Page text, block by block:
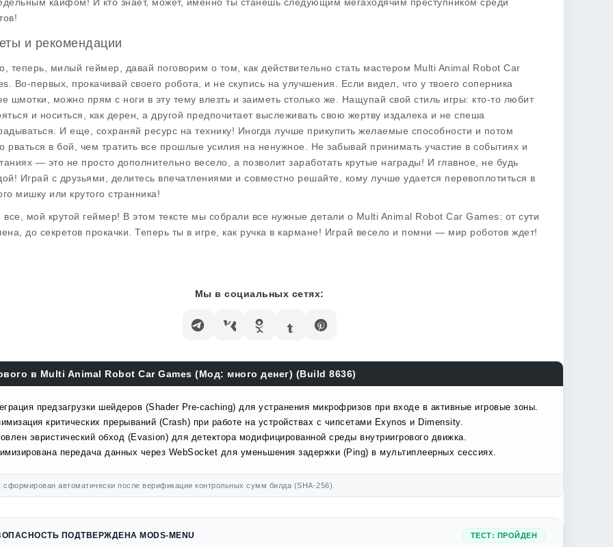
и рекомендации
теперь, милый геймер, давай поговорим о том, как действительно стать мастером Multi Animal Robot Car
Во-первых, прокачивай своего робота, и не скупись на улучшения. Если видел, что у твоего соперника
шмотки, можно прям с ноги в эту тему влезть и заиметь столько же. Нащупай свой стиль игры: кто-то любит
и носиться, как дерен, а другой предпочитает выслеживать свою жертву издалека и не спеша
И еще, сохраняй ресурс на технику! Иногда лучше прикупить желаемые способности и потом
рваться в бой, чем тратить все прошлые усилия на ненужное. Не забывай принимать участие в событиях и
— это не просто дополнительно весело, а позволит заработать крутые награды! И главное, не будь
Играй с друзьями, делитесь впечатлениями и совместно решайте, кому лучше удается перевоплотиться в
мишку или крутого странника!
все, мой крутой геймер! В этом тексте мы собрали все нужные детали о Multi Animal Robot Car Games: от сути
до секретов прокачки. Теперь ты в игре, как ручка в кармане! Играй весело и помни — мир роботов ждет!
Мы в социальных сетях:
в Multi Animal Robot Car Games (Мод: много денег) (Build 8636)
предзагрузки шейдеров (Shader Pre-caching) для устранения микрофризов при входе в активные игровые зоны.
критических прерываний (Crash) при работе на устройствах с чипсетами Exynos и Dimensity.
эвристический обход (Evasion) для детектора модифицированной среды внутриигрового движка.
передача данных через WebSocket для уменьшения задержки (Ping) в мультиплеерных сессиях.
автоматически после верификации контрольных сумм билда (SHA-256).
ПОДТВЕРЖДЕНА MODS-MENU ТЕСТ: ПРОЙДЕН